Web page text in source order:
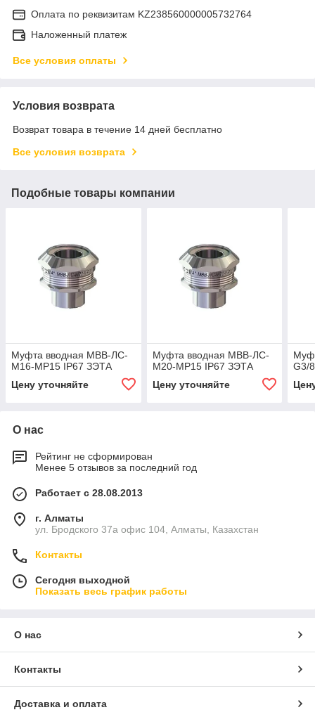
Оплата по реквизитам KZ238560000005732764
Наложенный платеж
Все условия оплаты
Условия возврата
Возврат товара в течение 14 дней бесплатно
Все условия возврата
Подобные товары компании
Муфта вводная МВВ-ЛС-
М16-МР15 IP67 ЗЭТА
Цену уточняйте
Муфта вводная МВВ-ЛС-
М20-МР15 IP67 ЗЭТА
Цену уточняйте
G3/
О нас
Рейтинг не сформирован
Менее 5 отзывов за последний год
Работает с 28.08.2013
г. Алматы
ул. Бродского 37а офис 104, Алматы, Казахстан
Контакты
Сегодня выходной
Показать весь график работы
О нас
Контакты
Доставка и оплата